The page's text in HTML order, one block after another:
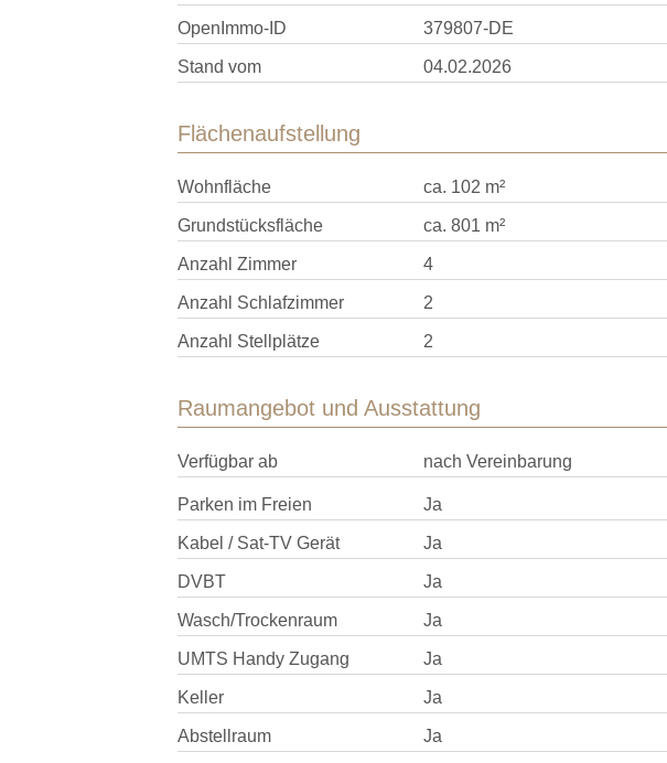
OpenImmo-ID 379807-DE
Stand vom 04.02.2026
Flächenaufstellung
Wohnfläche ca. 102 m²
Grundstücksfläche ca. 801 m²
Anzahl Zimmer 4
Anzahl Schlafzimmer 2
Anzahl Stellplätze 2
Raumangebot und Ausstattung
Verfügbar ab nach Vereinbarung
Parken im Freien Ja
Kabel / Sat-TV Gerät Ja
DVBT Ja
Wasch/Trockenraum Ja
UMTS Handy Zugang Ja
Keller Ja
Abstellraum Ja